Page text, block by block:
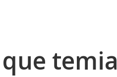
temia